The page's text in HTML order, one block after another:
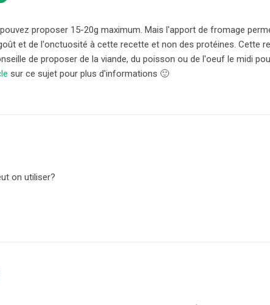
proposer 15-20g maximum. Mais l'apport de fromage
et de l'onctuosité à cette recette et non des protéines. Cette
de proposer de la viande, du poisson ou de l'oeuf le midi
sur ce sujet pour plus d'informations 🙂
on utiliser?